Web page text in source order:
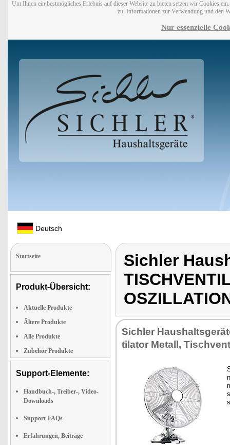
Um Ihnen ein bestmögliches Erlebnis auf dieser Website zu bieten setzen wir Cookies
zu. Informationen zur Verwendung und den
Nur essenzielle
Deutsch
Startseite
Produkt-Übersicht:
Aktuelle Produkte
Ältere Produkte
Alle Produkte
Zubehör Produkte
Support-Elemente:
Handbuch-, Treiber-, Video-
Downloads
Support-FAQs
Erfahrungen, Beiträge
Sichler
Sich­ler
ti­la­tor Me­tall,